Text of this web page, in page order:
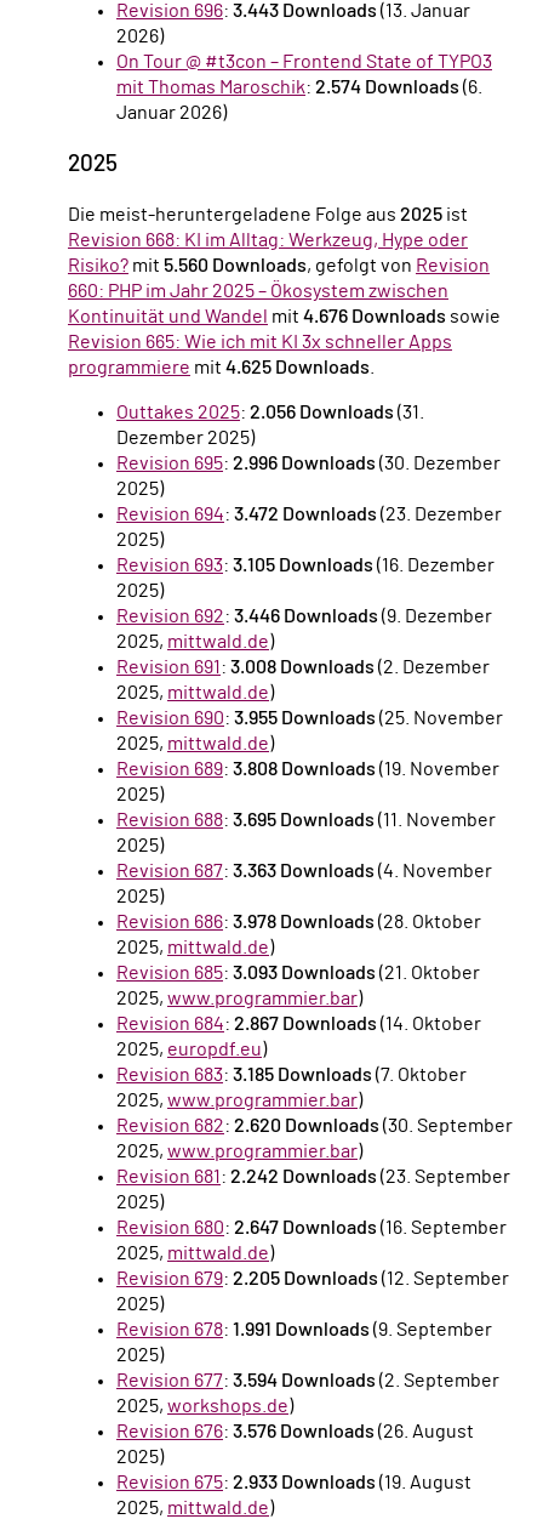
Revision 696: 3.443 Downloads (13. Januar
2026)
On Tour @ #t3con – Frontend State of TYPO3
mit Thomas Maroschik: 2.574 Downloads (6.
Januar 2026)
2025
Die meist-heruntergeladene Folge aus 2025 ist
Revision 668: KI im Alltag: Werkzeug, Hype oder
Risiko? mit 5.560 Downloads, gefolgt von Revision
660: PHP im Jahr 2025 – Ökosystem zwischen
Kontinuität und Wandel mit 4.676 Downloads sowie
Revision 665: Wie ich mit KI 3x schneller Apps
programmiere mit 4.625 Downloads
Outtakes 2025: 2.056 Downloads (31.
Dezember 2025)
Revision 695: 2.996 Downloads (30. Dezember
2025)
Revision 694: 3.472 Downloads (23. Dezember
2025)
Revision 693: 3.105 Downloads (16. Dezember
2025)
Revision 692: 3.446 Downloads (9. Dezember
2025, mittwald.de)
Revision 691 : 3.008 Downloads (2. Dezember
2025, mittwald.de)
Revision 690: 3.955 Downloads (25. November
2025, mittwald.de)
Revision 689: 3.808 Downloads (19. November
2025)
Revision 688: 3.695 Downloads (11. November
2025)
Revision 687: 3.363 Downloads (4. November
2025)
Revision 686: 3.978 Downloads (28. Oktober
2025, mittwald.de)
Revision 685: 3.093 Downloads (21. Oktober
2025, www.programmier.bar)
Revision 684: 2.867 Downloads (14. Oktober
2025, europdf.eu)
Revision 683: 3.185 Downloads (7. Oktober
2025, www.programmier.bar)
Revision 682: 2.620 Downloads (30. September
2025, www.programmier.bar)
Revision 681 : 2.242 Downloads (23. September
2025)
Revision 680: 2.647 Downloads (16. September
2025, mittwald.de)
Revision 679: 2.205 Downloads (12. September
2025)
Revision 678: 1.991 Downloads (9. September
2025)
Revision 677: 3.594 Downloads (2. September
2025, workshops.de)
Revision 676: 3.576 Downloads (26. August
2025)
Revision 675: 2.933 Downloads (19. August
2025, mittwald.de)